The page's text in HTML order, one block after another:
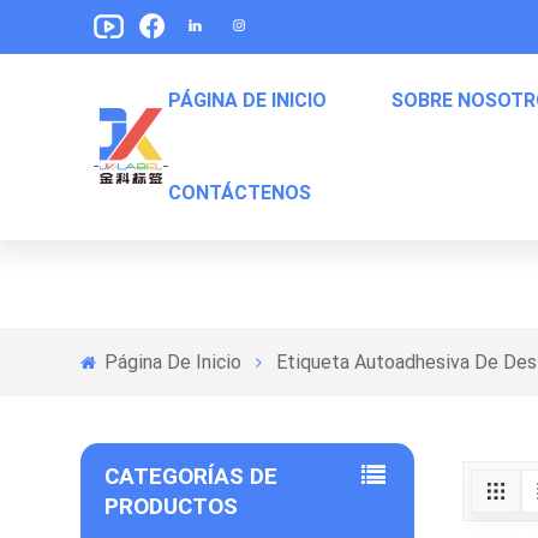
PÁGINA DE INICIO SOBRE
CONTÁCTENOS
Etiqueta
Página De Inicio Etiqueta Autoadhesiva De
CATEGORÍAS DE
PRODUCTOS